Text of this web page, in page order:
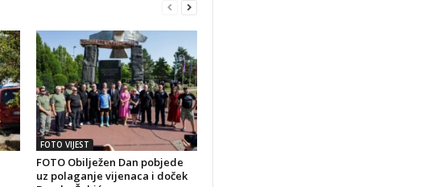
FOTO VIJEST
FOTO Obilježen Dan pobjede
uz polaganje vijenaca i doček